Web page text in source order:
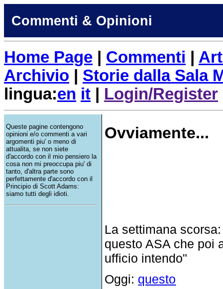
Commenti & Opinioni
Home Page Commenti
Archivio
Storie dalla Sala
lingua:en it Login/Register
Queste pagine contengono
opinioni e/o commenti a vari
argomenti piu' o meno di
attualita, se non siete
d'accordo con il mio pensiero la
cosa non mi preoccupa piu' di
tanto, d'altra parte sono
perfettamente d'accordo con il
Principio di Scott Adams:
siamo tutti degli idioti.
Ovviamente...
La settimana
questo ASA che poi
ufficio intendo"
Oggi: questo